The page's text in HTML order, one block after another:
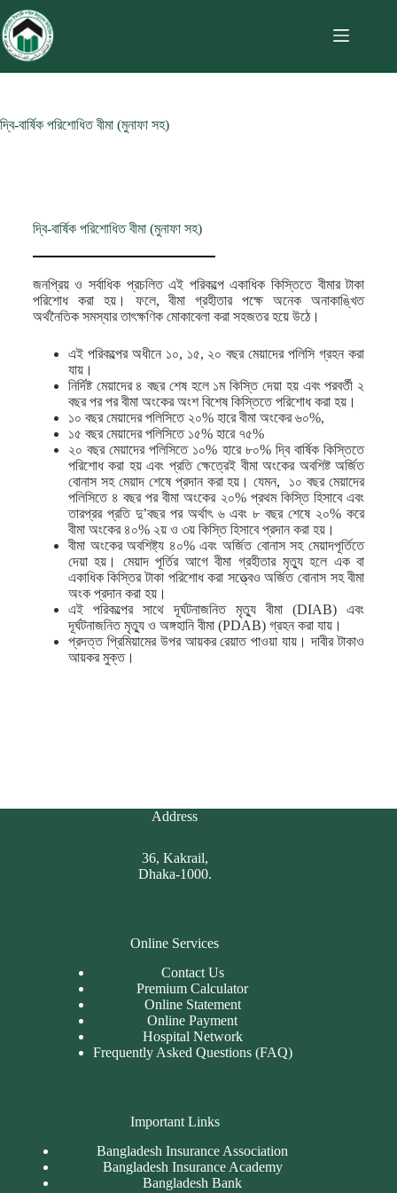
দ্বি-বার্ষিক পরিশোধিত বীমা (মুনাফা সহ)
দ্বি-বার্ষিক পরিশোধিত বীমা (মুনাফা সহ)
জনপ্রিয় ও সর্বাধিক প্রচলিত এই পরিকল্পে একাধিক কিস্তিতে বীমার টাকা
পরিশোধ করা হয়। ফলে, বীমা গ্রহীতার পক্ষে অনেক অনাকাঙ্খিত
অর্থনৈতিক সমস্যার তাৎক্ষণিক মোকাবেলা করা সহজতর হয়ে উঠে।
এই পরিকল্পের অধীনে ১০, ১৫, ২০ বছর মেয়াদের পলিসি গ্রহন করা
যায়।
নির্দিষ্ট মেয়াদের ৪ বছর শেষ হলে ১ম কিস্তি দেয়া হয় এবং পরবর্তী ২
বছর পর পর বীমা অংকের অংশ বিশেষ কিস্তিতে পরিশোধ করা হয়।
১০ বছর মেয়াদের পলিসিতে ২০% হারে বীমা অংকের ৬০%,
১৫ বছর মেয়াদের পলিসিতে ১৫% হারে ৭৫%
২০ বছর মেয়াদের পলিসিতে ১০% হারে ৮০% দ্বি বার্ষিক কিস্তিতে
পরিশোধ করা হয় এবং প্রতি ক্ষেত্রেই বীমা অংকের অবশিষ্ট অর্জিত
বোনাস সহ মেয়াদ শেষে প্রদান করা হয়। যেমন, ১০ বছর মেয়াদের
পলিসিতে ৪ বছর পর বীমা অংকের ২০% প্রথম কিস্তি হিসাবে এবং
তারপ্রর প্রতি দু’বছর পর অর্থাৎ ৬ এবং ৮ বছর শেষে ২০% করে
বীমা অংকের ৪০% ২য় ও ৩য় কিস্তি হিসাবে প্রদান করা হয়।
বীমা অংকের অবশিষ্ট্য ৪০% এবং অর্জিত বোনাস সহ মেয়াদপূর্তিতে
দেয়া হয়। মেয়াদ পূর্তির আগে বীমা গ্রহীতার মৃত্যু হলে এক বা
একাধিক কিস্তির টাকা পরিশোধ করা সত্ত্বেও অর্জিত বোনাস সহ বীমা
অংক প্রদান করা হয়।
এই পরিকল্পের সাথে দূর্ঘটনাজনিত মৃত্যু বীমা (DIAB) এবং
দূর্ঘটনাজনিত মৃত্যু ও অঙ্গহানি বীমা (PDAB) গ্রহন করা যায়।
প্রদত্ত প্রিমিয়ামের উপর আয়কর রেয়াত পাওয়া যায়। দাবীর টাকাও
আয়কর মুক্ত।
Address
36, Kakrail,
Dhaka-1000.
Online Services
Contact Us
Premium Calculator
Online Statement
Online Payment
Hospital Network
Frequently Asked Questions (FAQ)
Important Links
Bangladesh Insurance Association
Bangladesh Insurance Academy
Bangladesh Bank